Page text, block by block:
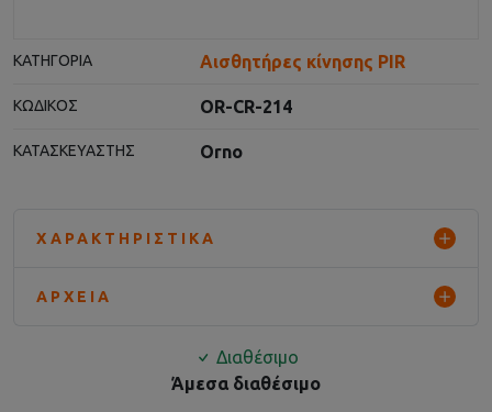
ΚΑΤΗΓΟΡΊΑ Αισθητήρες κίνησης PIR
ΚΩΔΙΚΌΣ OR-CR-214
ΚΑΤΑΣΚΕΥΑΣΤΉΣ Orno
ΧΑΡΑΚΤΗΡΙΣΤΙΚΆ
ΑΡΧΕΊΑ
Διαθέσιμο
Άμεσα διαθέσιμο